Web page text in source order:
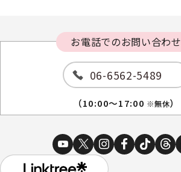
お電話でのお問い合わせ
06-6562-5489
（10:00～17:00 ※無休）